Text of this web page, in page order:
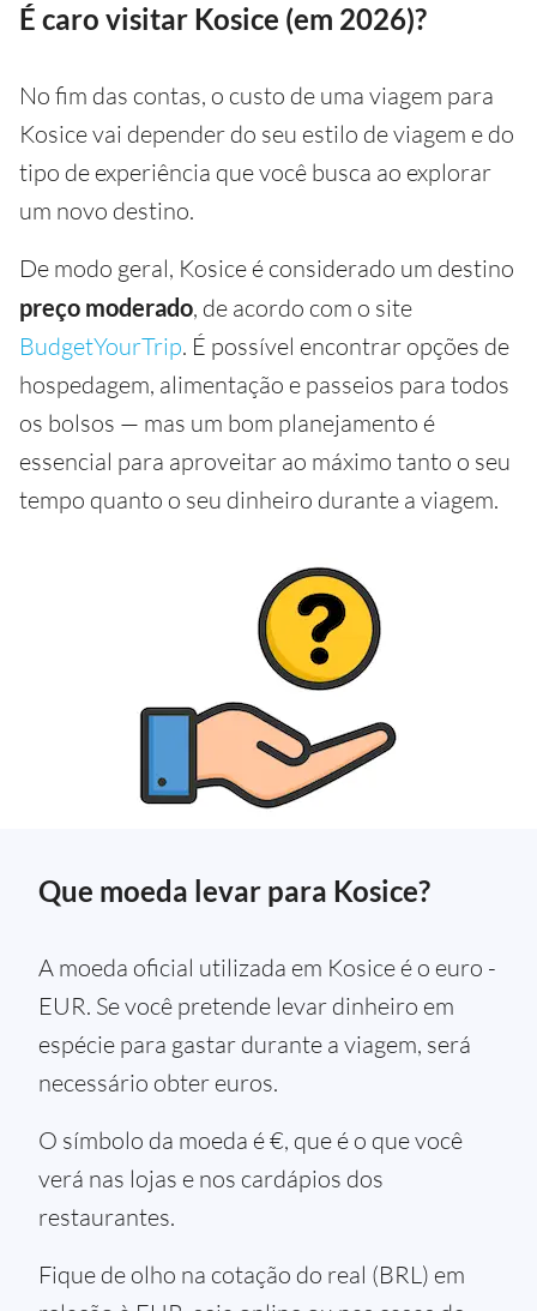
É caro visitar Kosice (em 2026)?
No fim das contas, o custo de uma viagem para
Kosice vai depender do seu estilo de viagem e do
tipo de experiência que você busca ao explorar
um novo destino.
De modo geral, Kosice é considerado um destino
preço moderado, de acordo com o site
BudgetYourTrip. É possível encontrar opções de
hospedagem, alimentação e passeios para todos
os bolsos — mas um bom planejamento é
essencial para aproveitar ao máximo tanto o seu
tempo quanto o seu dinheiro durante a viagem.
Que moeda levar para Kosice?
A moeda oficial utilizada em Kosice é o euro -
EUR. Se você pretende levar dinheiro em
espécie para gastar durante a viagem, será
necessário obter euros.
O símbolo da moeda é €, que é o que você
verá nas lojas e nos cardápios dos
restaurantes.
Fique de olho na cotação do real (BRL) em